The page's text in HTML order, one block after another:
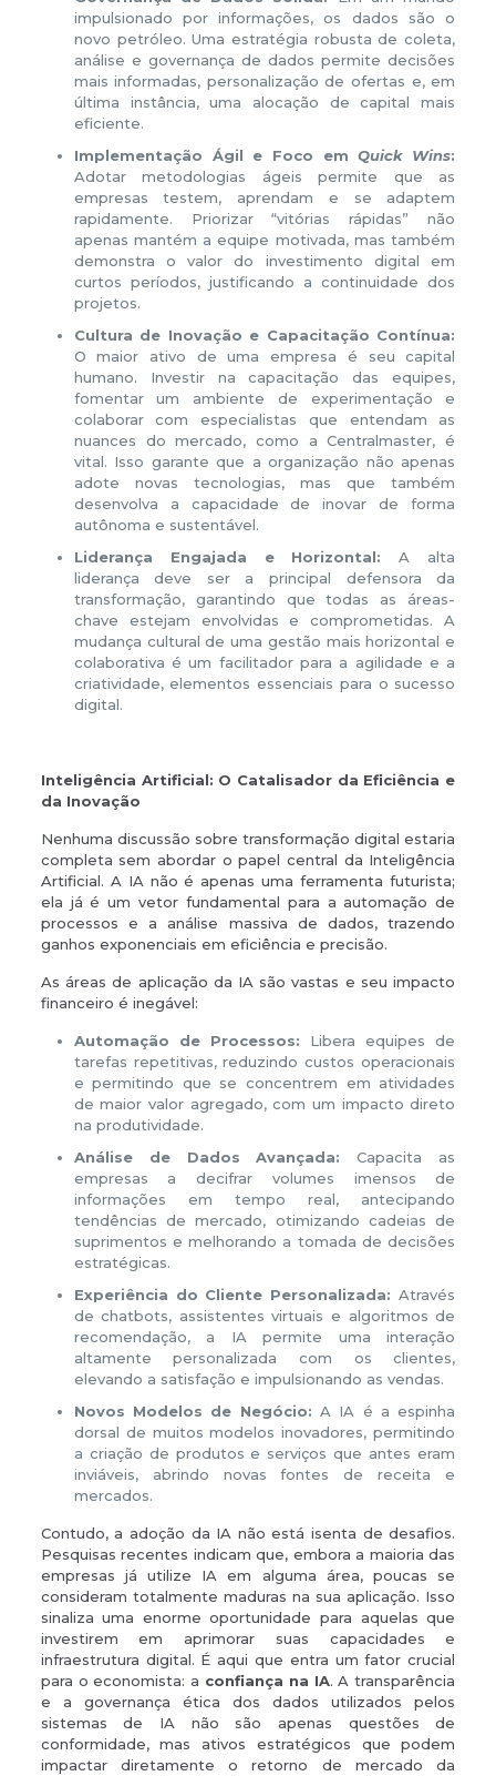
impulsionado por informações, os dados são o
novo petróleo. Uma estratégia robusta de coleta,
análise e governança de dados permite decisões
mais informadas, personalização de ofertas e, em
última instância, uma alocação de capital mais
eficiente.
Implementação Ágil e Foco emQuick Wins:
Adotar metodologias ágeis permite que as
empresas testem, aprendam e se adaptem
rapidamente. Priorizar “vitórias rápidas” não
apenas mantém a equipe motivada, mas também
demonstra o valor do investimento digital em
curtos períodos, justificando a continuidade dos
projetos.
Cultura de Inovação e Capacitação Contínua:
O maior ativo de uma empresa é seu capital
humano. Investir na capacitação das equipes,
fomentar um ambiente de experimentação e
colaborar com especialistas que entendam as
nuances do mercado, como a Centralmaster, é
vital. Isso garante que a organização não apenas
adote novas tecnologias, mas que também
desenvolva a capacidade de inovar de forma
autônoma e sustentável.
Liderança Engajada e Horizontal: A alta
liderança deve ser a principal defensora da
transformação, garantindo que todas as áreas-
chave estejam envolvidas e comprometidas. A
mudança cultural de uma gestão mais horizontal e
colaborativa é um facilitador para a agilidade e a
criatividade, elementos essenciais para o sucesso
digital.
Inteligência Artificial: O Catalisador da Eficiência e
da Inovação
Nenhuma discussão sobre transformação digital estaria
completa sem abordar o papel central da Inteligência
Artificial. A IA não é apenas uma ferramenta futurista;
ela já é um vetor fundamental para a automação de
processos e a análise massiva de dados, trazendo
ganhos exponenciais em eficiência e precisão.
As áreas de aplicação da IA são vastas e seu impacto
financeiro é inegável:
Automação de Processos: Libera equipes de
tarefas repetitivas, reduzindo custos operacionais
e permitindo que se concentrem em atividades
de maior valor agregado, com um impacto direto
na produtividade.
Análise de Dados Avançada: Capacita as
empresas a decifrar volumes imensos de
informações em tempo real, antecipando
tendências de mercado, otimizando cadeias de
suprimentos e melhorando a tomada de decisões
estratégicas.
Experiência do Cliente Personalizada: Através
de chatbots, assistentes virtuais e algoritmos de
recomendação, a IA permite uma interação
altamente personalizada com os clientes,
elevando a satisfação e impulsionando as vendas.
Novos Modelos de Negócio: A IA é a espinha
dorsal de muitos modelos inovadores, permitindo
a criação de produtos e serviços que antes eram
inviáveis, abrindo novas fontes de receita e
mercados.
Contudo, a adoção da IA não está isenta de desafios.
Pesquisas recentes indicam que, embora a maioria das
empresas já utilize IA em alguma área, poucas se
consideram totalmente maduras na sua aplicação. Isso
sinaliza uma enorme oportunidade para aquelas que
investirem em aprimorar suas capacidades e
infraestrutura digital. É aqui que entra um fator crucial
para o economista: a confiança na IA. A transparência
e a governança ética dos dados utilizados pelos
sistemas de IA não são apenas questões de
conformidade, mas ativos estratégicos que podem
impactar diretamente o retorno de mercado da